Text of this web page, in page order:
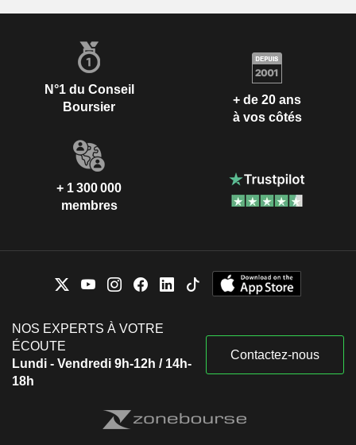
N°1 du Conseil
Boursier
+ de 20 ans
à vos côtés
+ 1 300 000
membres
NOS EXPERTS À VOTRE
ÉCOUTE
Lundi - Vendredi 9h-12h / 14h-
18h
Contactez-nous